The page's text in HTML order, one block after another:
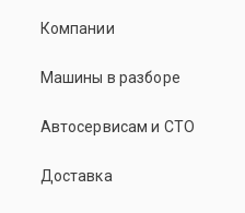
Компании
Машины в разборе
Автосервисам и СТО
Доставка